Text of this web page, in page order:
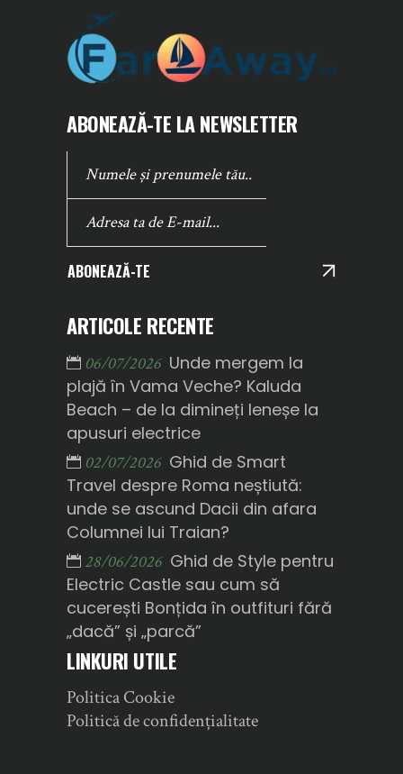
ABONEAZĂ-TE LA NEWSLETTER
ABONEAZĂ-TE
ARTICOLE RECENTE
06/07/2026 Unde mergem la
plajă în Vama Veche? Kaluda
Beach – de la dimineți leneșe la
apusuri electrice
02/07/2026 Ghid de Smart
Travel despre Roma neștiută:
unde se ascund Dacii din afara
Columnei lui Traian?
28/06/2026 Ghid de Style pentru
Electric Castle sau cum să
cucerești Bonțida în outfituri fără
„dacă” și „parcă”
LINKURI UTILE
Politica Cookie
Politică de confidențialitate